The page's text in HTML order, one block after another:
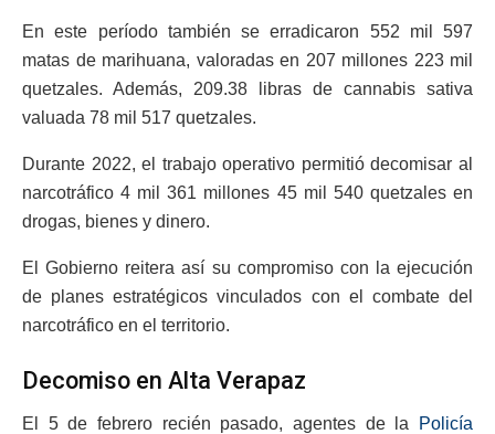
En este período también se erradicaron 552 mil 597
matas de marihuana, valoradas en 207 millones 223 mil
quetzales. Además, 209.38 libras de cannabis sativa
valuada 78 mil 517 quetzales.
Durante 2022, el trabajo operativo permitió decomisar al
narcotráfico 4 mil 361 millones 45 mil 540 quetzales en
drogas, bienes y dinero.
El Gobierno reitera así su compromiso con la ejecución
de planes estratégicos vinculados con el combate del
narcotráfico en el territorio.
Decomiso en Alta Verapaz
El 5 de febrero recién pasado, agentes de la
Policía